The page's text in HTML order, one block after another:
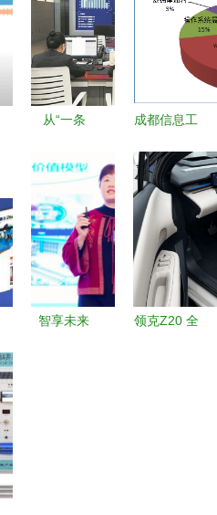
从“一条
网” 成都停
车十一年智
慧蜕变
成都信息工
网运行报告
（2018年4
月）
智享未来
领克Z20 全